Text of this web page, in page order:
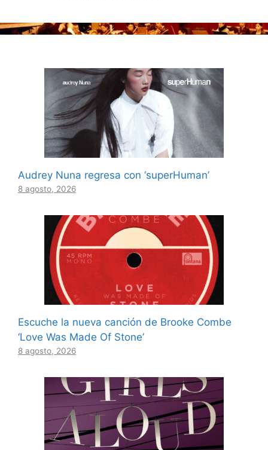
Audrey Nuna regresa con ‘superHuman’
8 agosto, 2026
Escuche la nueva canción de Brooke Combe
‘Love Was Made Of Stone’
8 agosto, 2026